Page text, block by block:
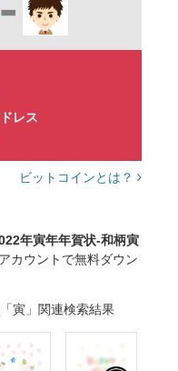
レス
ビットコインとは？
年寅年年賀状-和柄寅
アカウントで無料ダウン
寅」関連検索結果